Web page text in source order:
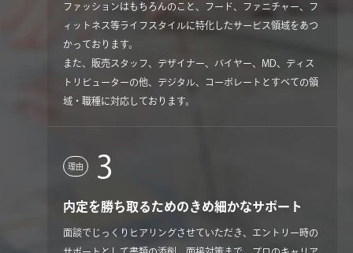
ファッションはもちろんのこと、フード、ファニチャー、フ
ィットネス等ライフスタイルに特化したサービス領域をあつ
かっております。
また、販売スタッフ、デザイナー、バイヤー、MD、ディス
トリビューターの他、デジタル、コーポレートとすべての領
域・職種に対応しております。
理由 3
内定を勝ち取るためのきめ細かなサポート
面談でじっくりヒアリングさせていただき、エントリー時の